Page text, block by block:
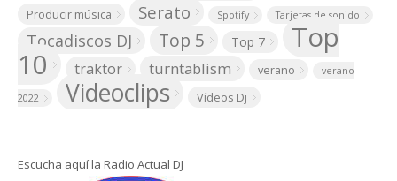
Producir música Serato Spotify Tarjetas de sonido
Tocadiscos DJ Top 5 Top 7 Top
10 traktor turntablism verano verano
2022 Videoclips Vídeos Dj
Escucha aquí la Radio Actual DJ